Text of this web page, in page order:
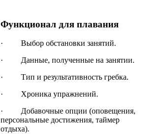
Функционал для плавания
· Выбор обстановки занятий.
· Данные, полученные на занятии.
· Тип и результативность гребка.
· Хроника упражнений.
· Добавочные опции (оповещения,
персональные достижения, таймер
отдыха).